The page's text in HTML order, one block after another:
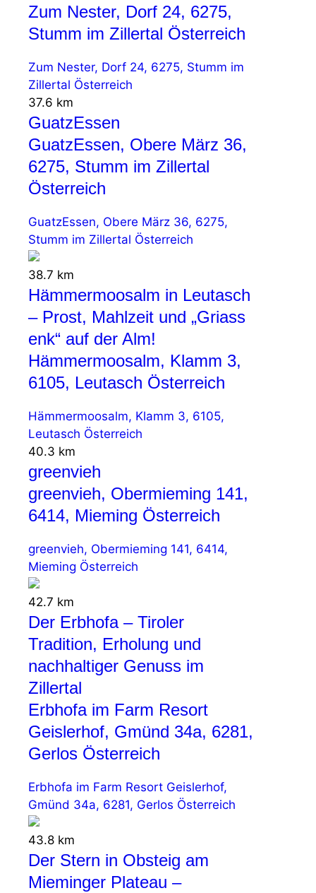
Zum Nester, Dorf 24, 6275,
Stumm im Zillertal Österreich
Zum Nester, Dorf 24, 6275, Stumm im
Zillertal Österreich
37.6 km
GuatzEssen
GuatzEssen, Obere März 36,
6275, Stumm im Zillertal
Österreich
GuatzEssen, Obere März 36, 6275,
Stumm im Zillertal Österreich
38.7 km
Hämmermoosalm in Leutasch
– Prost, Mahlzeit und „Griass
enk“ auf der Alm!
Hämmermoosalm, Klamm 3,
6105, Leutasch Österreich
Hämmermoosalm, Klamm 3, 6105,
Leutasch Österreich
40.3 km
greenvieh
greenvieh, Obermieming 141,
6414, Mieming Österreich
greenvieh, Obermieming 141, 6414,
Mieming Österreich
42.7 km
Der Erbhofa – Tiroler
Tradition, Erholung und
nachhaltiger Genuss im
Zillertal
Erbhofa im Farm Resort
Geislerhof, Gmünd 34a, 6281,
Gerlos Österreich
Erbhofa im Farm Resort Geislerhof,
Gmünd 34a, 6281, Gerlos Österreich
43.8 km
Der Stern in Obsteig am
Mieminger Plateau –